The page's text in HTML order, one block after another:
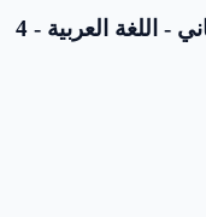
الموضوع رقم 57 - فرض الفصل الثاني - اللغة العربية - 4